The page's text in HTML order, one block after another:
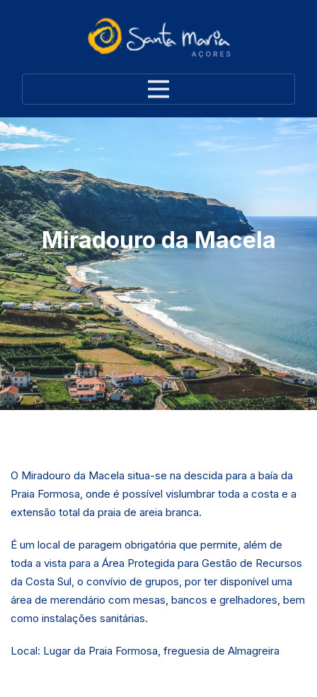
Miradouro da Macela
O Miradouro da Macela situa-se na descida para a baía da
Praia Formosa, onde é possível vislumbrar toda a costa e a
extensão total da praia de areia branca.
É um local de paragem obrigatória que permite, além de
toda a vista para a Área Protegida para Gestão de Recursos
da Costa Sul, o convívio de grupos, por ter disponível uma
área de merendário com mesas, bancos e grelhadores, bem
como instalações sanitárias.
Local: Lugar da Praia Formosa, freguesia de Almagreira